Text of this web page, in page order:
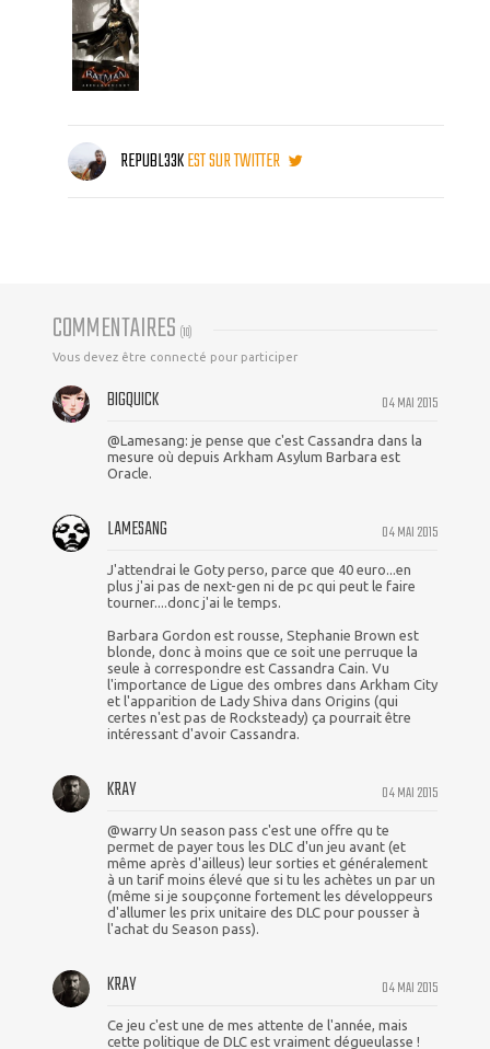
REPUBL33KEST SUR TWITTER
COMMENTAIRES (10)
Vous devez être connecté pour participer
04 MAI 2015
BIGQUICK
@Lamesang: je pense que c'est Cassandra dans la
mesure où depuis Arkham Asylum Barbara est
Oracle.
04 MAI 2015
LAMESANG
J'attendrai le Goty perso, parce que 40 euro...en
plus j'ai pas de next-gen ni de pc qui peut le faire
tourner....donc j'ai le temps.
Barbara Gordon est rousse, Stephanie Brown est
blonde, donc à moins que ce soit une perruque la
seule à correspondre est Cassandra Cain. Vu
l'importance de Ligue des ombres dans Arkham City
et l'apparition de Lady Shiva dans Origins (qui
certes n'est pas de Rocksteady) ça pourrait être
intéressant d'avoir Cassandra.
04 MAI 2015
KRAY
@warry Un season pass c'est une offre qu te
permet de payer tous les DLC d'un jeu avant (et
même après d'ailleus) leur sorties et généralement
à un tarif moins élevé que si tu les achètes un par un
(même si je soupçonne fortement les développeurs
d'allumer les prix unitaire des DLC pour pousser à
l'achat du Season pass).
04 MAI 2015
KRAY
Ce jeu c'est une de mes attente de l'année, mais
cette politique de DLC est vraiment dégueulasse !